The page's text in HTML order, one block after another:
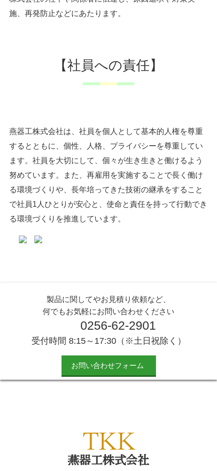
施、再発防止などにあたります。
【社員への責任】
燕器工株式会社は、社員を個人として基本的人権を尊重
するとともに、個性、人格、プライバシーを尊重してい
ます。社員を大切にして、個々が生き生きと働けるよう
努めています。また、再雇用を実施することで長く働け
る環境づくりや、長年培ってきた技術の継承をすること
で社員1人ひとりが安心と、使命と責任を持って行動でき
る環境づくりを推進しています。
製品に関してやお見積り依頼など、
何でもお気軽にお問い合わせください
0256-62-2901
受付時間 8:15～17:30（※土日祝除く）
お問い合わせフォーム